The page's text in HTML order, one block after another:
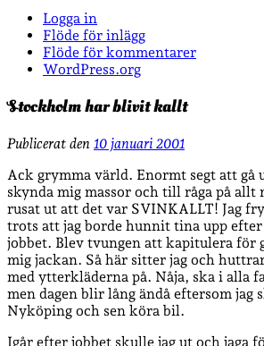
Logga in
Flöde för inlägg
Flöde för kommentarer
WordPress.org
Stockholm har blivit kallt
Publicerat den 10 januari 2001
Ack grymma värld. Enormt segt att gå
skynda mig massor och till råga på allt
rusat ut att det var SVINKALLT! Jag
trots att jag borde hunnit tina upp efter
jobbet. Blev tvungen att kapitulera för
mig jackan. Så här sitter jag och
med ytterkläderna på. Nåja, ska i alla
men dagen blir lång ändå eftersom jag
Nyköping och sen köra bil.
Igår efter jobbet skulle jag ut och jaga